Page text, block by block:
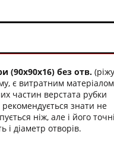
(90х90х16) без отв.
є витратним
частин верстата рубки
знати не
ніж, але і його
і діаметр отворів.